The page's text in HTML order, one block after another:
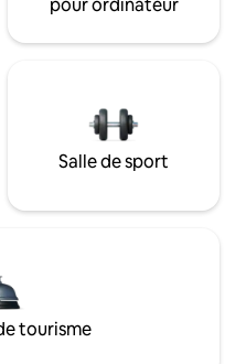
pour ordinateur
Salle de sport
tourisme